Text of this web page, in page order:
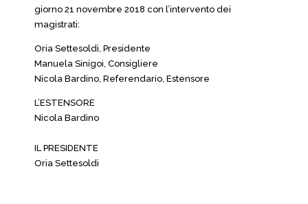
giorno 21 novembre 2018 con l’intervento dei
magistrati:
Oria Settesoldi, Presidente
Manuela Sinigoi, Consigliere
Nicola Bardino, Referendario, Estensore
L’ESTENSORE
Nicola Bardino
IL PRESIDENTE
Oria Settesoldi